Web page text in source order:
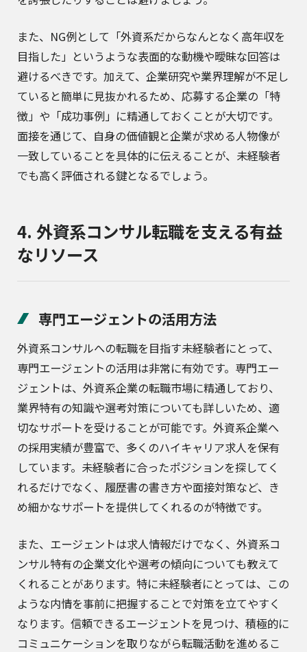
また、NG例として「外資系だからなんとなく高年収を
目指した」というような表面的な動機や曖昧な回答は
避けるべきです。加えて、企業研究や業界理解が不足し
ていると簡単に見抜かれるため、応募する企業の「特
徴」や「成功事例」に精通しておくことが大切です。
面接を通じて、自身の価値観と企業が求める人物像が
一致していることを具体的に伝えることが、未経験者
でも高く評価される鍵となるでしょう。
4. 外資系コンサル転職を支える有益
なリソース
専門エージェントの活用方法
外資系コンサルへの転職を目指す未経験者にとって、
専門エージェントの活用は非常に有効です。専門エー
ジェントは、外資系企業の転職市場に精通しており、
業界特有の知識や選考対策についても詳しいため、適
切なサポートを受けることが可能です。外資系企業へ
の採用実績が豊富で、多くのハイキャリア求人を保有
しています。未経験者に合ったポジションを探してく
れるだけでなく、履歴書の書き方や面接対策など、き
め細かなサポートを提供してくれるのが特徴です。
また、エージェントは求人情報だけでなく、外資系コ
ンサル特有の企業文化や選考の傾向についても教えて
くれることがあります。特に未経験者にとっては、この
ような内情を事前に把握することで対策を立てやすく
なります。信頼できるエージェントを見つけ、積極的に
コミュニケーションを取りながら転職活動を進めるこ